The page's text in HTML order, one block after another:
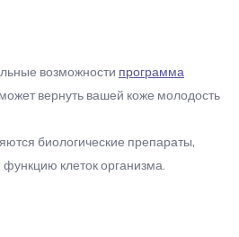
возможности программа
вернуть вашей коже молодость
биологические препараты,
клеток организма.